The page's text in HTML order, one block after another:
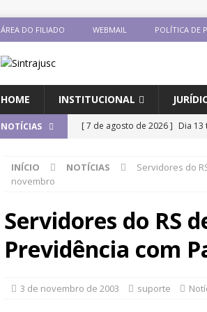
ÁREA DO FILIADO WEBMAIL POLÍTICA DE
HOME INSTITUCIONAL
NOTÍCIAS [ 7 de agosto de 2026 ] Dia 13
[ 7 de agosto de 2026 ]
[ 7 de agosto de 2026 ]
previsão de reajuste de 8%;
[ 6 de agosto de 2026 ]
INÍCIO NOTÍCIAS
Servidores do
novembro
Servidores do RS
Previdência com
3 de novembro de 2003 suporte